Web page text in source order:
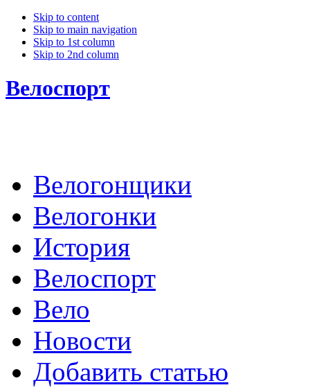
Skip to content
Skip to main navigation
Skip to 1st column
Skip to 2nd column
Велоспорт
Велогонщики
Велогонки
История
Велоспорт
Вело
Новости
Добавить статью